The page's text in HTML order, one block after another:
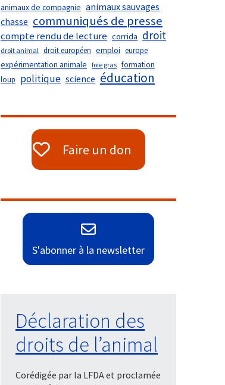
animaux de compagnie animaux sauvages
chasse communiqués de presse
compte rendu de lecture corrida droit
droit animal droit européen emploi europe
expérimentation animale foie gras formation
loup politique science éducation
Faire un don
S'abonner à la newsletter
Déclaration des
droits de l’animal
Corédigée par la LFDA et proclamée